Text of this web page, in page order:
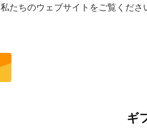
私たちのウェブサイトをご覧くださ
ギ